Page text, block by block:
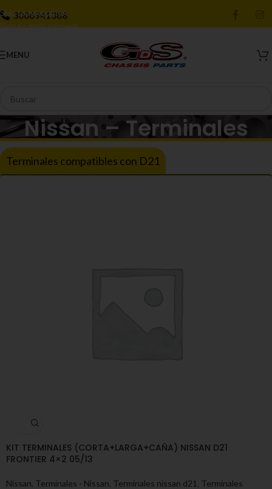
Skip to navigation
Skip to main content
3006941388
MENU
Nissan – Terminales
Terminales compatibles con D21
KIT TERMINALES (CORTA+LARGA+CAÑA) NISSAN D21
FRONTIER 4×2 05/13
Nissan Terminales - Nissan Terminales nissan d21 Terminales